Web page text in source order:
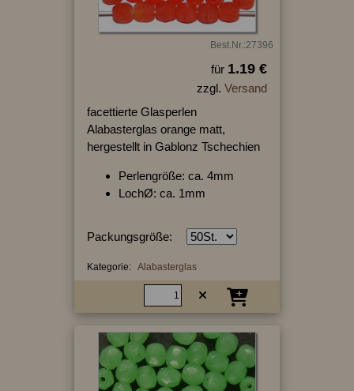
Best.Nr.:27396
für 1.19 €
zzgl. Versand
facettierte Glasperlen
Alabasterglas orange matt,
hergestellt in Gablonz Tschechien
Perlengröße: ca. 4mm
LochØ: ca. 1mm
Packungsgröße:
Kategorie: Alabasterglas